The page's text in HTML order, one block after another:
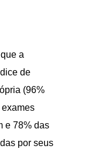
a
de
(96%
e 78% das
por seus